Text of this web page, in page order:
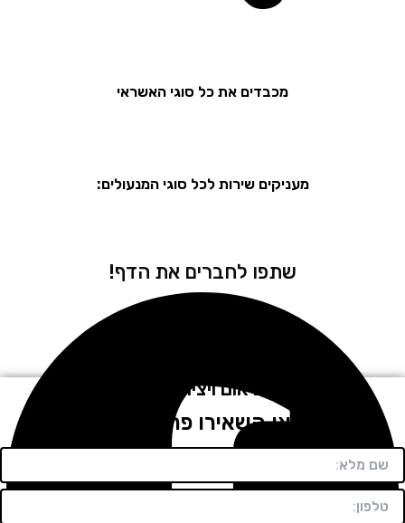
מכבדים את כל סוגי האשראי
מעניקים שירות לכל סוגי המנעולים:
שתפו לחברים את הדף!
לתיאום ויצירת קשר
חייגו או השאירו פרטים בטופס!